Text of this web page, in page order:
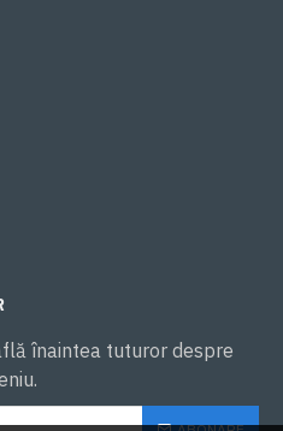
înaintea tuturor despre